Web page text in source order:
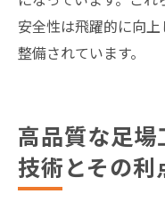
安全性は飛躍的に向
整備されています。
高品質な足
技術とその利